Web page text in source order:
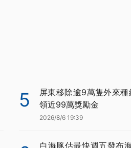
5
屏東移除逾9萬隻外來
領近99萬獎勵金
2026/8/6 19:39
白海豚估最快週五發布